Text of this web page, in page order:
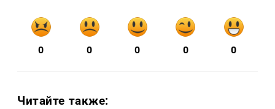
0 0 0 0 0
Читайте также: